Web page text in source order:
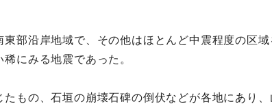
部沿岸地域で、その他はほとんど中震程度の区
にみる地震であった。
もの、石垣の崩壊石碑の倒伏などが各地にあり